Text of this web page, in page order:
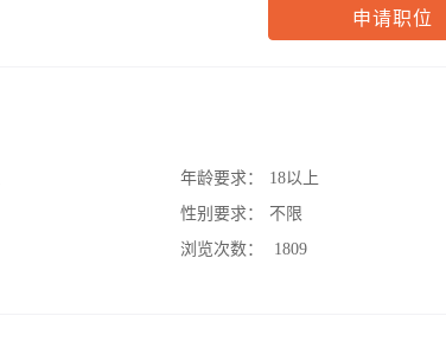
申请职位
年龄要求：
18以上
性别要求：
不限
浏览次数：
1809